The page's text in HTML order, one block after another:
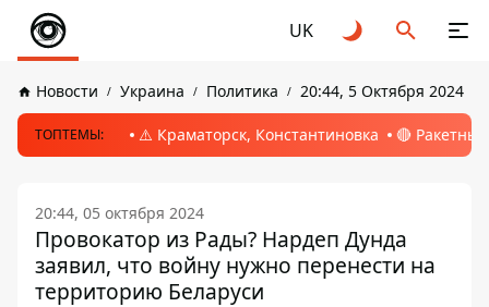
UK
Новости Украина Политика 20:44, 5 Октября 2024
ТОПТЕМЫ: ⚠️ Краматорск, Константиновка 🔴
20:44, 05 октября 2024
Провокатор из Рады? Нардеп Дунда
заявил, что войну нужно перенести на
территорию Беларуси